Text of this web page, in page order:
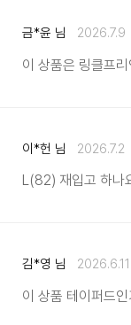
금*윤 님 2026.7.9
이 상품은 링클프
이*헌 님 2026.7.2
L(82) 재입고 하나
김*영 님 2026.6.11